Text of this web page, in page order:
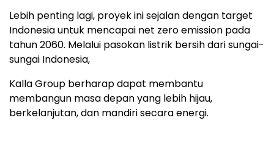
Lebih penting lagi, proyek ini sejalan dengan target
Indonesia untuk mencapai net zero emission pada
tahun 2060. Melalui pasokan listrik bersih dari sungai-
sungai Indonesia,
Kalla Group berharap dapat membantu
membangun masa depan yang lebih hijau,
berkelanjutan, dan mandiri secara energi.